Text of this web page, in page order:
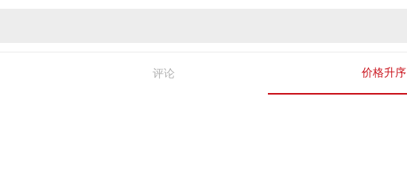
评论 价格升序